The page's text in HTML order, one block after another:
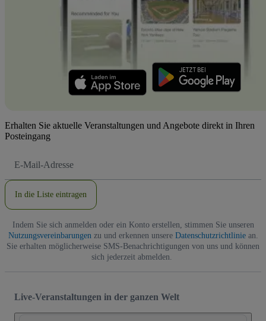
Erhalten Sie aktuelle Veranstaltungen und Angebote direkt in Ihren
Posteingang
Mail-
In die Liste eintragen
Indem Sie sich anmelden oder ein Konto erstellen, stimmen Sie unseren
Nutzungsvereinbarungen zu und erkennen unsere Datenschutzrichtliniean.
Sie erhalten möglicherweise SMS-Benachrichtigungen von uns und können
sich jederzeit abmelden.
Live-Veranstaltungen in der ganzen Welt